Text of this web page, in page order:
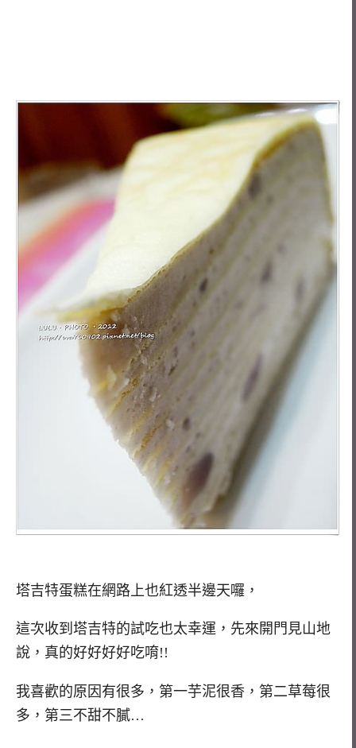
塔吉特蛋糕在網路上也紅透半邊天囉，
這次收到塔吉特的試吃也太幸運，先來開門見山地
說，真的好好好好吃唷!!
我喜歡的原因有很多，第一芋泥很香，第二草莓很
多，第三不甜不膩…